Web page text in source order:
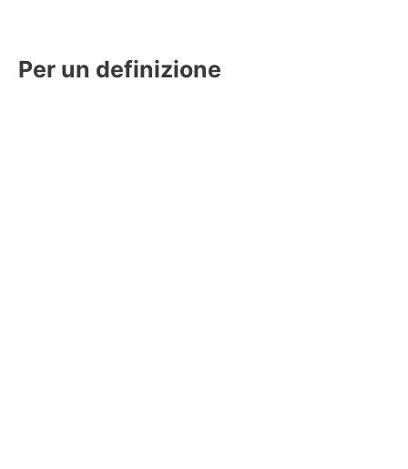
Per un definizione